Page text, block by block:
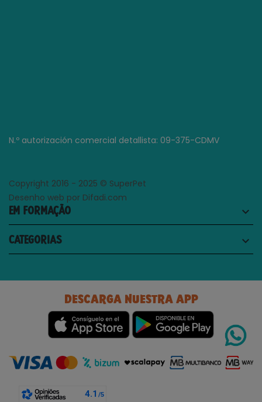
N.º autorización comercial detallista: 09-375-CDMV
Copyright 2016 - 2025 © SuperPet
Desenho web por Difadi.com
EM FORMAÇÃO keyboard_arrow_down
CATEGORIAS keyboard_arrow_down
DESCARGA NUESTRA APP